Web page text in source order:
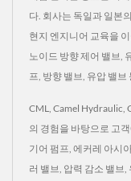
다. 회사는 독일과 일본
현지 엔지니어 교육을
노이드 방향 제어 밸브,
프, 방향 밸브, 유압 밸브
CML, Camel Hydraulic,
의 경험을 바탕으로 고
기어 펌프, 에커레 아시
러 밸브, 압력 감소 밸브